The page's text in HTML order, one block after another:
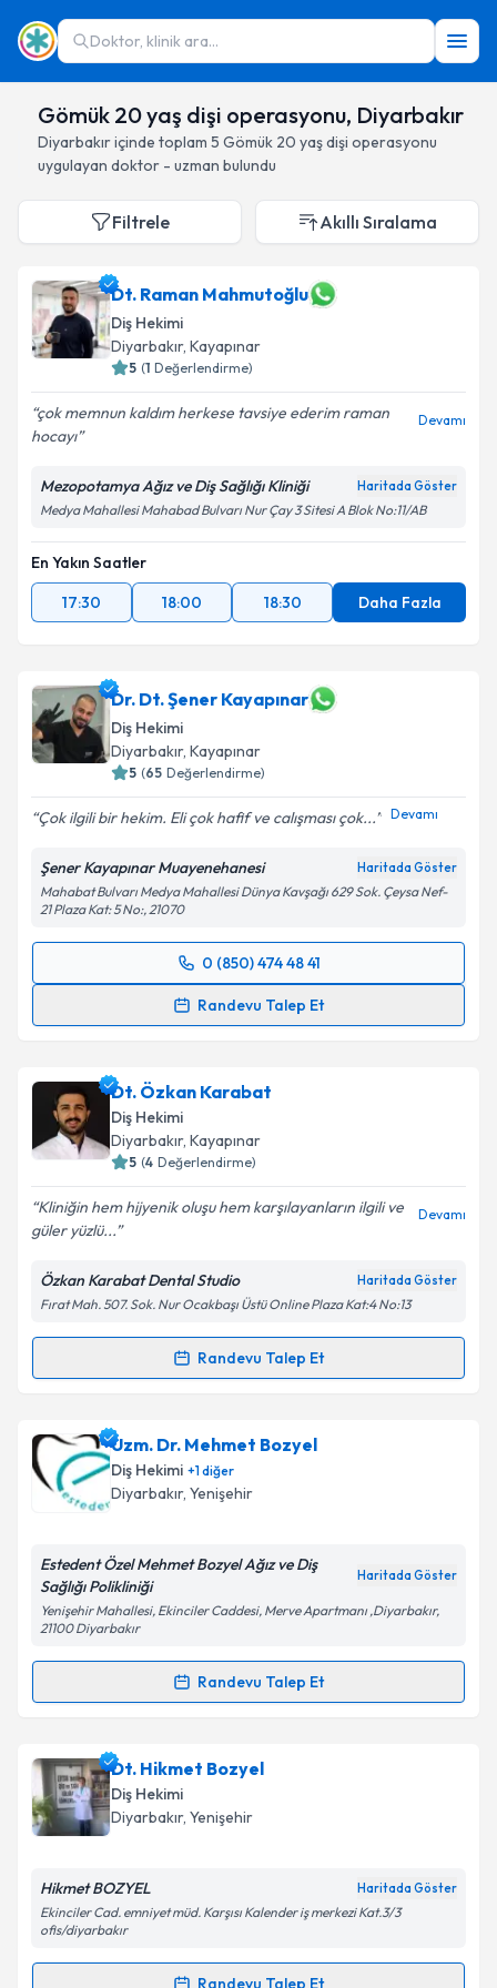
Doktor, klinik ara...
Gömük 20 yaş dişi operasyonu, Diyarbakır
Diyarbakıriçinde toplam 5 Gömük 20 yaş dişi operasyonu
uygulayan doktor - uzman bulundu
Filtrele Akıllı Sıralama
Dt. Raman Mahmutoğlu
Diş Hekimi
Diyarbakır, Kayapınar
5 (1 Değerlendirme)
çok memnun kaldım herkese tavsiye ederim raman
hocayı
Devamı
Mezopotamya Ağız ve Diş Sağlığı Kliniği Haritada Göster
Medya Mahallesi Mahabad Bulvarı Nur Çay 3 Sitesi A Blok No:11/AB
En Yakın Saatler
17:30
18:00 18:30 Daha Fazla
Dr. Dt. Şener Kayapınar
Diş Hekimi
Diyarbakır, Kayapınar
5 (65 Değerlendirme)
Çok ilgili bir hekim. Eli çok hafif ve calışması çok... Devamı
Şener Kayapınar Muayenehanesi Haritada Göster
Mahabat Bulvarı Medya Mahallesi Dünya Kavşağı 629 Sok. Çeysa Nef-
21 Plaza Kat: 5 No:, 21070
0 (850) 474 48 41
Randevu Talep Et
Randevu Takvimi Talebi
takvim hazırlandığında e-posta ile bilgilendireceğiz.
E-posta Adresiniz
kapsamda işlenmesini kabul ediyorum.
Takvim Talebini Gönder
Dt. Özkan Karabat
Diş Hekimi
Diyarbakır, Kayapınar
5 (4 Değerlendirme)
Kliniğin hem hijyenik oluşu hem karşılayanların ilgili ve
güler yüzlü...
Devamı
Özkan Karabat Dental Studio Haritada Göster
Fırat Mah. 507. Sok. Nur Ocakbaşı Üstü Online Plaza Kat:4 No:13
Randevu Talep Et
Randevu Takvimi Talebi
Dt. Özkan Karabatiçin randevu takvimi talebi
oluşturun. Size bu uzmandan randevu almanız için bir
takvim hazırlandığında e-posta ile bilgilendireceğiz.
Metni'ni okudum ve kişisel verilerimin belirtilen
kapsamda işlenmesini kabul ediyorum.
Uzm. Dr. Mehmet Bozyel
Diş Hekimi +1diğer
Diyarbakır, Yenişehir
Estedent Özel Mehmet Bozyel Ağız ve Diş
Sağlığı Polikliniği
Haritada Göster
Yenişehir Mahallesi, Ekinciler Caddesi, Merve Apartmanı ,Diyarbakır,
21100 Diyarbakır
Randevu Talep Et
Randevu Takvimi Talebi
Uzm. Dr. Mehmet Bozyel
oluşturun. Size bu uzmandan randevu almanız için bir
takvim hazırlandığında e-posta ile bilgilendireceğiz.
Kişisel verilerimin işlenmesine ilişkinAydınlatma
Dt. Hikmet Bozyel
Diş Hekimi
Diyarbakır, Yenişehir
Hikmet BOZYEL Haritada Göster
Ekinciler Cad. emniyet müd. Karşısı Kalender iş merkezi Kat.3/3
ofis/diyarbakır
Randevu Talep Et